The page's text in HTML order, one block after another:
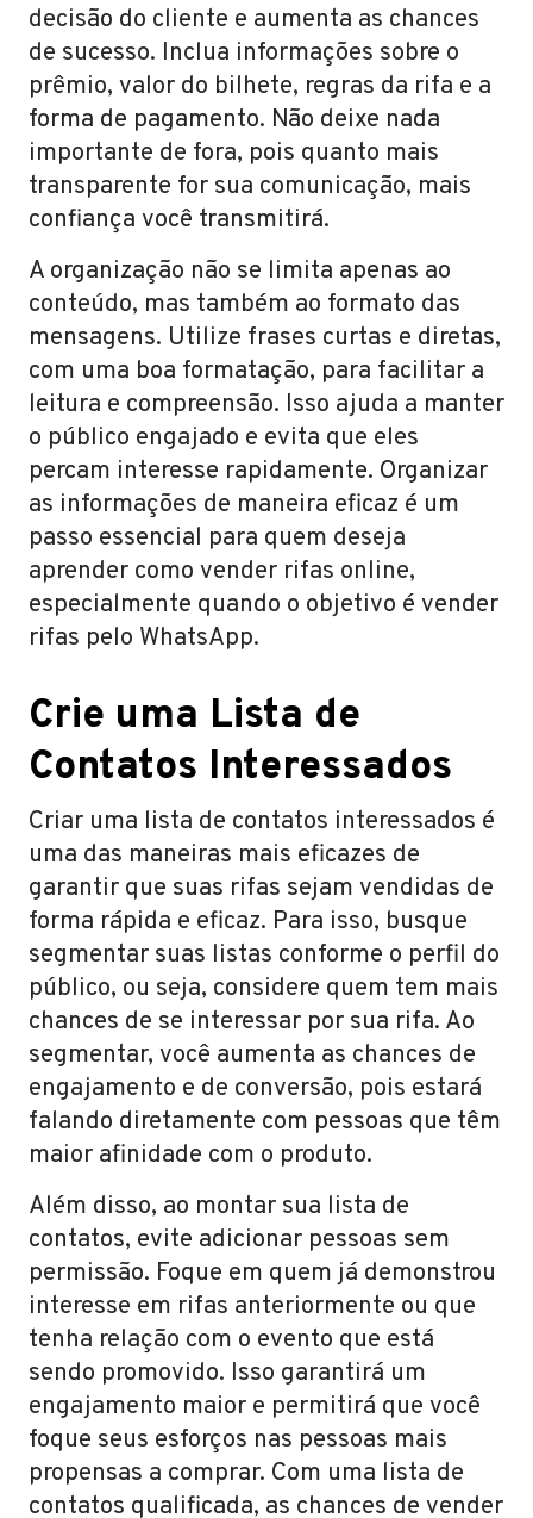
decisão do cliente e aumenta as chances
de sucesso. Inclua informações sobre o
prêmio, valor do bilhete, regras da rifa e a
forma de pagamento. Não deixe nada
importante de fora, pois quanto mais
transparente for sua comunicação, mais
confiança você transmitirá.
A organização não se limita apenas ao
conteúdo, mas também ao formato das
mensagens. Utilize frases curtas e diretas,
com uma boa formatação, para facilitar a
leitura e compreensão. Isso ajuda a manter
o público engajado e evita que eles
percam interesse rapidamente. Organizar
as informações de maneira eficaz é um
passo essencial para quem deseja
aprender como vender rifas online,
especialmente quando o objetivo é vender
rifas pelo WhatsApp.
Crie uma Lista de
Contatos Interessados
Criar uma lista de contatos interessados é
uma das maneiras mais eficazes de
garantir que suas rifas sejam vendidas de
forma rápida e eficaz. Para isso, busque
segmentar suas listas conforme o perfil do
público, ou seja, considere quem tem mais
chances de se interessar por sua rifa. Ao
segmentar, você aumenta as chances de
engajamento e de conversão, pois estará
falando diretamente com pessoas que têm
maior afinidade com o produto.
Além disso, ao montar sua lista de
contatos, evite adicionar pessoas sem
permissão. Foque em quem já demonstrou
interesse em rifas anteriormente ou que
tenha relação com o evento que está
sendo promovido. Isso garantirá um
engajamento maior e permitirá que você
foque seus esforços nas pessoas mais
propensas a comprar. Com uma lista de
contatos qualificada, as chances de vender